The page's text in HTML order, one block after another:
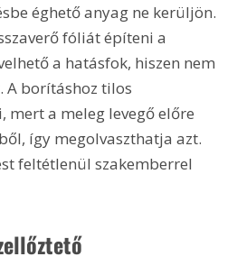
éghető anyag ne kerüljön.
fóliát építeni a
a hatásfok, hiszen nem
borításhoz tilos
mert a meleg levegő előre
így megolvaszthatja azt.
feltétlenül szakemberrel